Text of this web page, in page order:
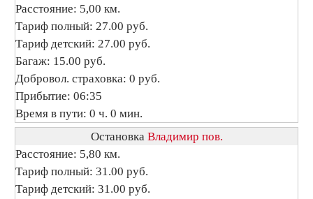
Расстояние: 5,00 км.
Тариф полный: 27.00 руб.
Тариф детский: 27.00 руб.
Багаж: 15.00 руб.
Добровол. страховка: 0 руб.
Прибытие: 06:35
Время в пути: 0 ч. 0 мин.
Остановка Владимир пов.
Расстояние: 5,80 км.
Тариф полный: 31.00 руб.
Тариф детский: 31.00 руб.